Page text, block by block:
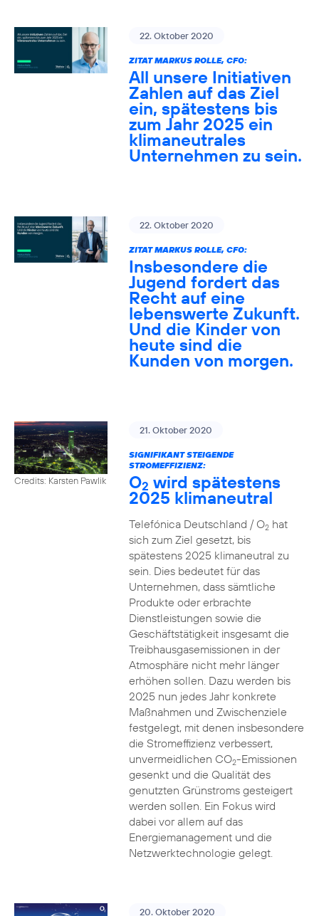
22. Oktober 2020
ZITAT MARKUS ROLLE, CFO:
All unsere Initiativen
Zahlen auf das Ziel
ein, spätestens bis
zum Jahr 2025 ein
klimaneutrales
Unternehmen zu sein.
22. Oktober 2020
ZITAT MARKUS ROLLE, CFO:
Insbesondere die
Jugend fordert das
Recht auf eine
lebenswerte Zukunft.
Und die Kinder von
heute sind die
Kunden von morgen.
Credits: Karsten Pawlik
21. Oktober 2020
SIGNIFIKANT STEIGENDE
STROMEFFIZIENZ:
O2 wird spätestens
2025 klimaneutral
Telefónica Deutschland / O2hat
sich zum Ziel gesetzt, bis
spätestens 2025 klimaneutral zu
sein. Dies bedeutet für das
Unternehmen, dass sämtliche
Produkte oder erbrachte
Dienstleistungen sowie die
Geschäftstätigkeit insgesamt die
Treibhausgasemissionen in der
Atmosphäre nicht mehr länger
erhöhen sollen. Dazu werden bis
2025 nun jedes Jahr konkrete
Maßnahmen und Zwischenziele
festgelegt, mit denen insbesondere
die Stromeffizienz verbessert,
unvermeidlichen CO2-Emissionen
gesenkt und die Qualität des
genutzten Grünstroms gesteigert
werden sollen. Ein Fokus wird
dabei vor allem auf das
Energiemanagement und die
Netzwerktechnologie gelegt.
20. Oktober 2020